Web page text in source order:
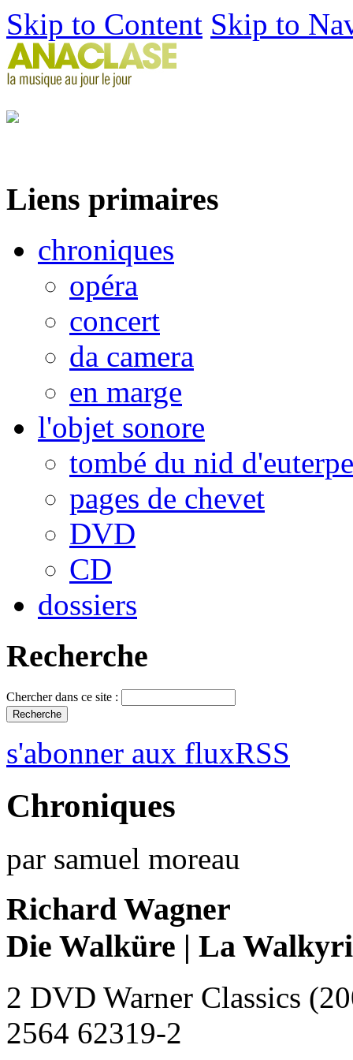
Skip to Content Skip to
Liens primaires
chroniques
opéra
concert
da camera
en marge
l'objet sonore
tombé du nid d'euterpe
pages de chevet
DVD
CD
dossiers
Recherche
Chercher dans ce site :
s'abonner aux fluxRSS
Chroniques
par samuel moreau
Richard Wagner
Die Walküre | La
2 DVD Warner Classics
2564 62319-2